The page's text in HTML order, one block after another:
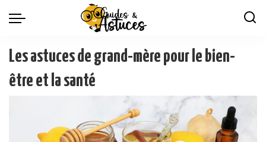
Les astuces de grand-mère pour le bien-
être et la santé